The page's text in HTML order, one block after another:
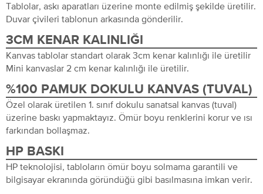
Tablolar, askı aparatları üzerine monte edilmiş şekilde üretilir.
Duvar çivileri tablonun arkasında gönderilir.
3CM KENAR KALINLIĞI
Kanvas tablolar standart olarak 3cm kenar kalınlığı ile üretilir
Mini kanvaslar 2 cm kenar kalınlığı ile üretilir.
%100 PAMUK DOKULU KANVAS (TUVAL)
Özel olarak üretilen 1. sınıf dokulu sanatsal kanvas (tuval)
üzerine baskı yapmaktayız. Ömür boyu renklerini korur ve ısı
farkından bollaşmaz.
HP BASKI
HP teknolojisi, tabloların ömür boyu solmama garantili ve
bilgisayar ekranında göründüğü gibi basılmasına imkan verir.